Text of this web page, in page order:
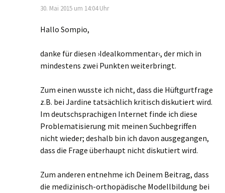
30. Mai 2015 um 14:04 Uhr
Hallo Sompio,
danke für diesen ›Idealkommentar‹, der mich in
mindestens zwei Punkten weiterbringt.
Zum einen wusste ich nicht, dass die Hüftgurtfrage
z.B. bei Jardine tatsächlich kritisch diskutiert wird.
Im deutschsprachigen Internet finde ich diese
Problematisierung mit meinen Suchbegriffen
nicht wieder; deshalb bin ich davon ausgegangen,
dass die Frage überhaupt nicht diskutiert wird.
Zum anderen entnehme ich Deinem Beitrag, dass
die medizinisch-orthopädische Modellbildung bei